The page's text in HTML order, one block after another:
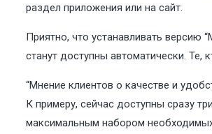
раздел приложения или на сайт.
Приятно, что устанавливать версию
станут доступны автоматически. Те,
“Мнение клиентов о качестве и
К примеру, сейчас доступны сразу
максимальным набором